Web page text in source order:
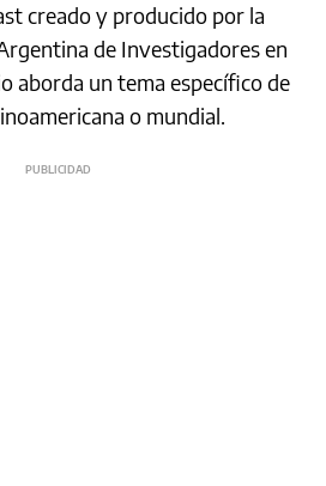
creado y producido por la
de Investigadores en
aborda un tema específico de
o mundial.